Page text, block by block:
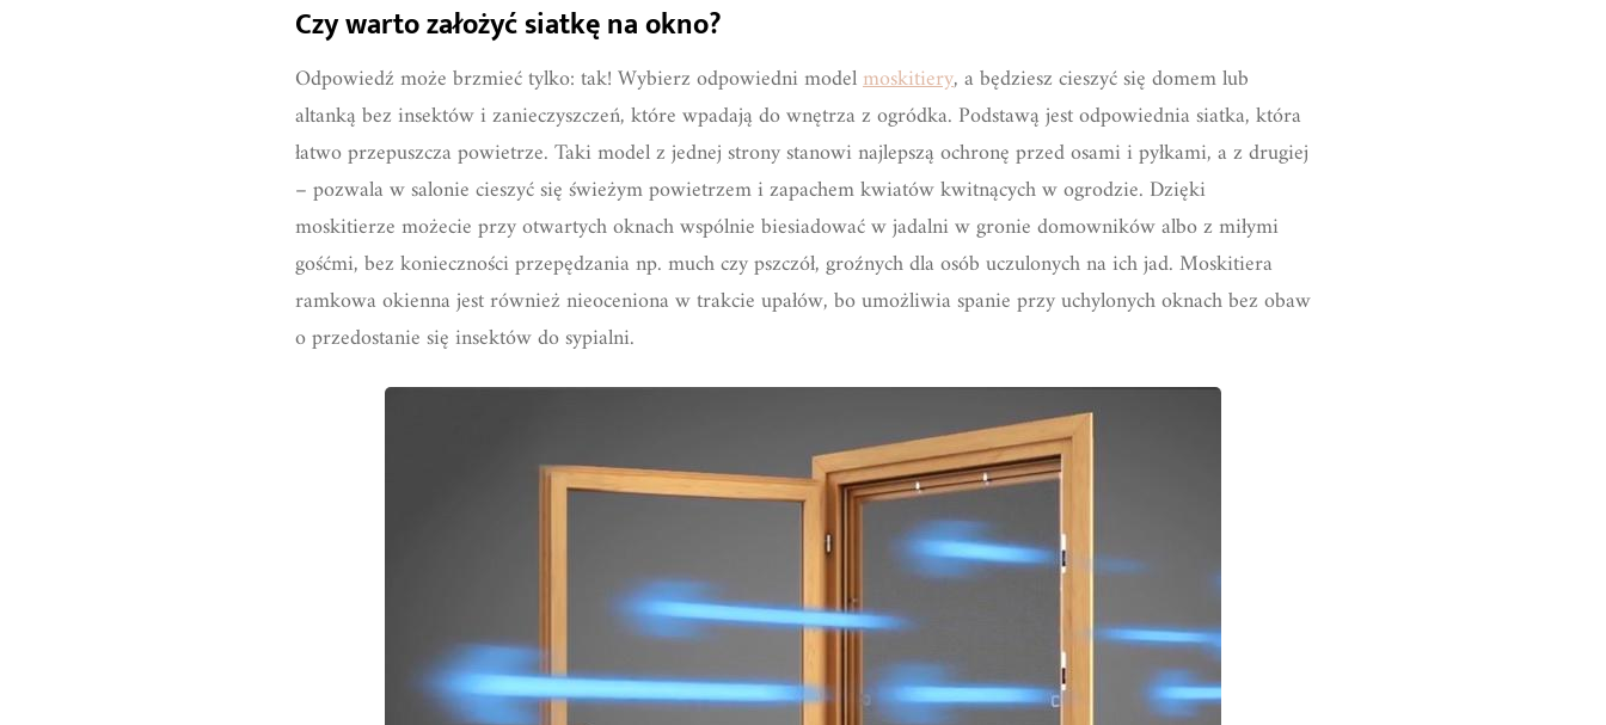
Czy warto założyć siatkę na okno?
Odpowiedź może brzmieć tylko: tak! Wybierz odpowiedni modelmoskitiery, a będziesz cieszyć się domem lub
altanką bez insektów i zanieczyszczeń, które wpadają do wnętrza z ogródka. Podstawą jest odpowiednia siatka, która
łatwo przepuszcza powietrze. Taki model z jednej strony stanowi najlepszą ochronę przed osami i pyłkami, a z drugiej
– pozwala w salonie cieszyć się świeżym powietrzem i zapachem kwiatów kwitnących w ogrodzie. Dzięki
moskitierze możecie przy otwartych oknach wspólnie biesiadować w jadalni w gronie domowników albo z miłymi
gośćmi, bez konieczności przepędzania np. much czy pszczół, groźnych dla osób uczulonych na ich jad. Moskitiera
ramkowa okienna jest również nieoceniona w trakcie upałów, bo umożliwia spanie przy uchylonych oknach bez obaw
o przedostanie się insektów do sypialni.